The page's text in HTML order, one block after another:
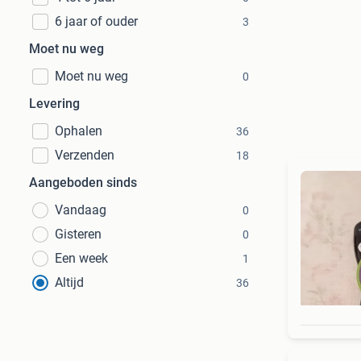
6 jaar of ouder 3
Moet nu weg
Moet nu weg
0
Levering
Ophalen
36
Verzenden 18
Aangeboden sinds
Vandaag
0
Gisteren 0
Een week 1
Altijd 36